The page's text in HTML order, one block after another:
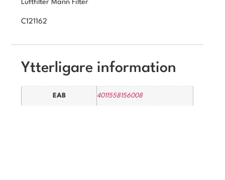
Luftfilter Mann Filter
C121162
Ytterligare information
EAB 4011558156008